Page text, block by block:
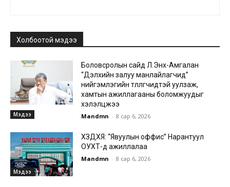
Холбоотой мэдээ
Мэдээ
Боловсролын сайд Л.Энх-Амгалан
“Дэлхийн залуу манлайлагчид”
нийгэмлэгийн төлөөлөгчидтэй уулзаж,
хамтын ажиллагааны боломжуудыг
хэлэлцжээ
Mandmn - 8 сар 6, 2026
Мэдээ
ХЗДХЯ: “Явуулын оффис” Нарантуул
ОУХТ-д ажиллалаа
Mandmn - 8 сар 6, 2026